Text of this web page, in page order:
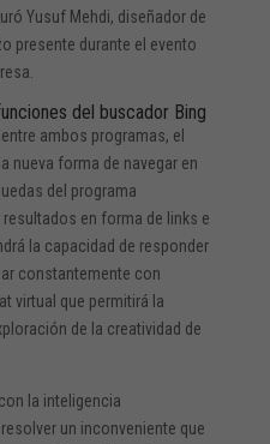
Yusuf Mehdi, diseñador de
presente durante el evento
del buscador Bing
ambos programas, el
nueva forma de navegar en
del programa
en forma de links e
la capacidad de responder
constantemente con
virtual que permitirá la
de la creatividad de
la inteligencia
un inconveniente que